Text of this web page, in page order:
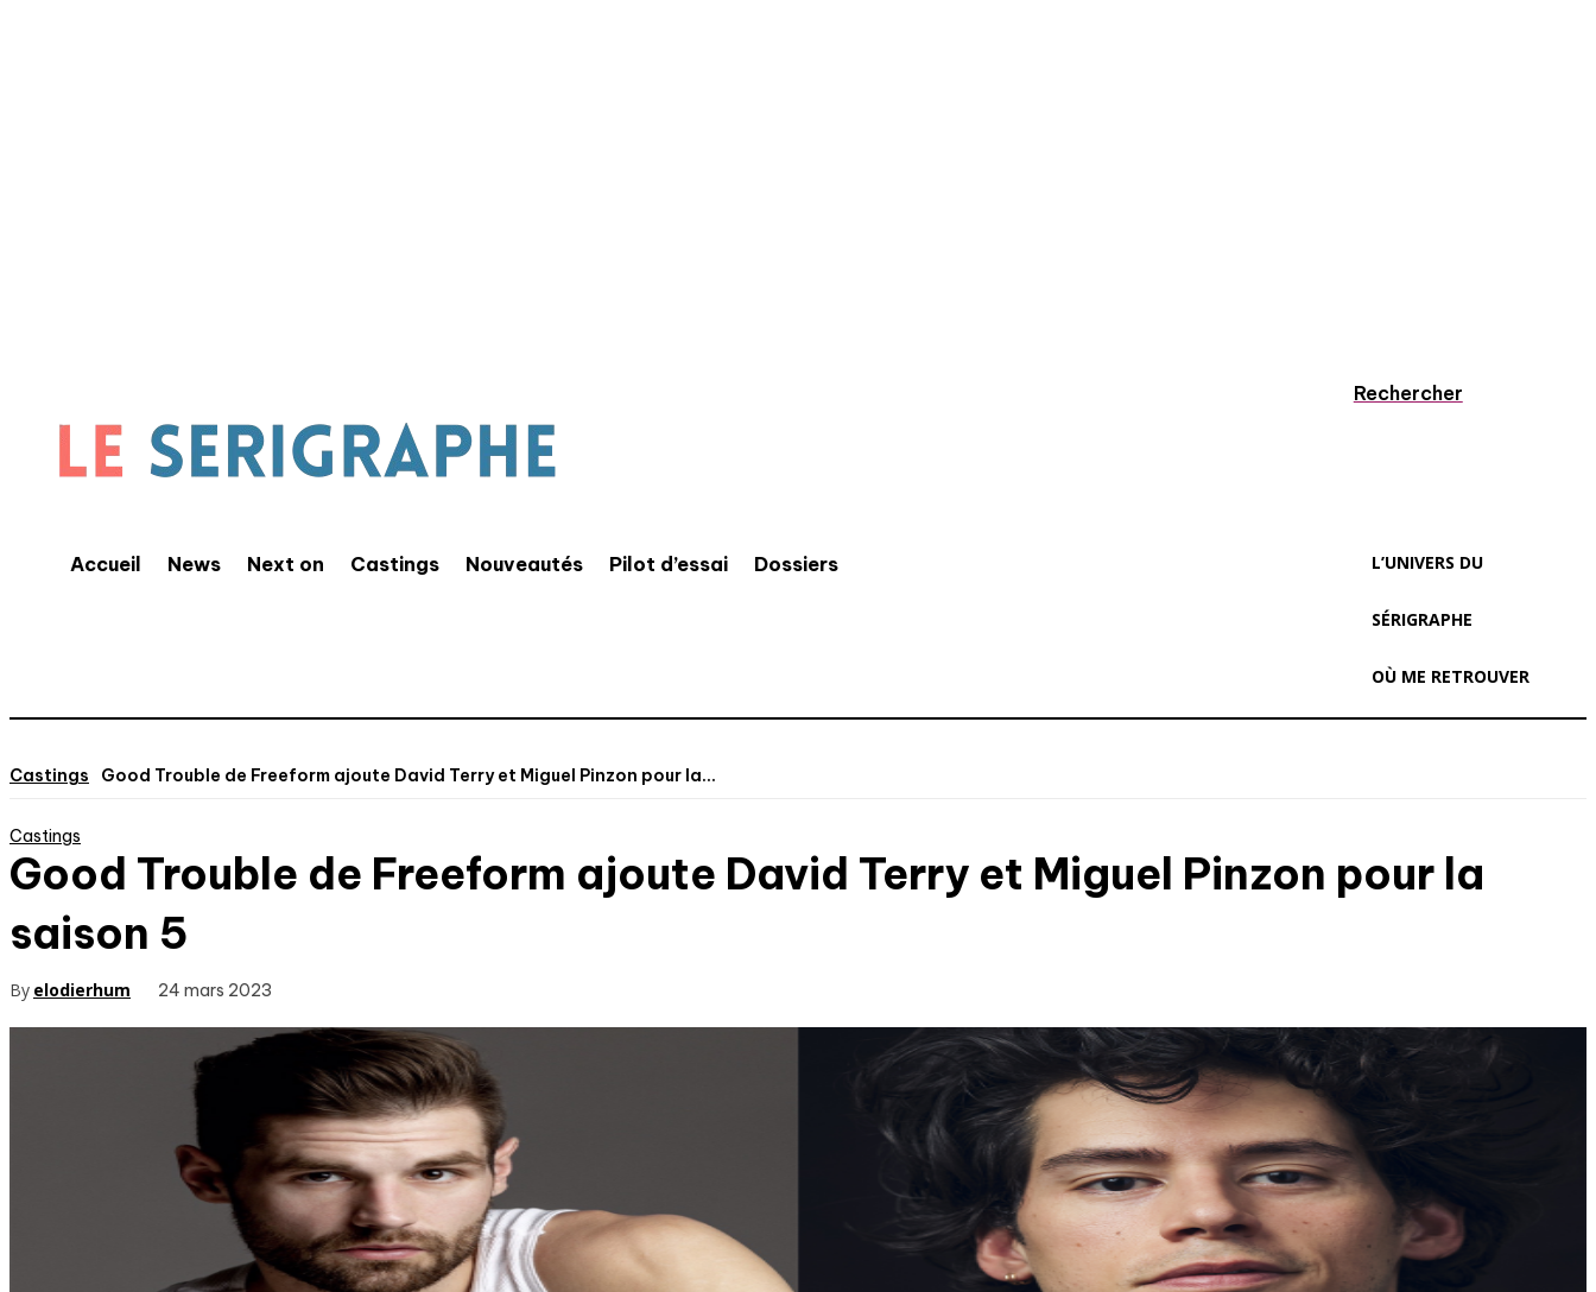
Accueil News Next on Castings Nouveautés Pilot d’essai Dossiers
Rechercher
L’UNIVERS DU
SÉRIGRAPHE
OÙ ME RETROUVER
Castings Good Trouble de Freeform ajoute David Terry et Miguel Pinzon pour la...
Castings
Good Trouble de Freeform ajoute David Terry et Miguel Pinzon pour la
saison 5
By elodierhum 24 mars 2023